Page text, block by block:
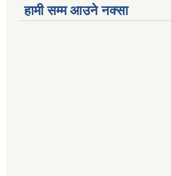
हामी सम्म आउने नक्सा